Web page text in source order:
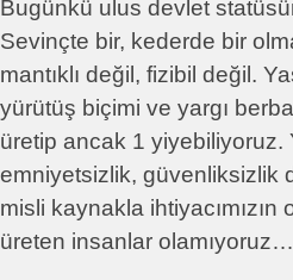
Bugünkü ulus devlet
Sevinçte bir, kederde bir
mantıklı değil, fizibil değil.
yürütüş biçimi ve yargı
üretip ancak 1 yiyebiliyoruz.
emniyetsizlik, güvenliksizlik
misli kaynakla
üreten insanlar olamıyoruz…